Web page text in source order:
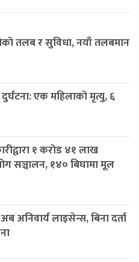
तलब र सुविधा, नयाँ तलबमान
एक महिलाको मृत्यु, ६
१ करोड ४१ लाख
सञ्चालन, १४० बिघामा मूल
अनिवार्य लाइसेन्स, बिना दर्ता